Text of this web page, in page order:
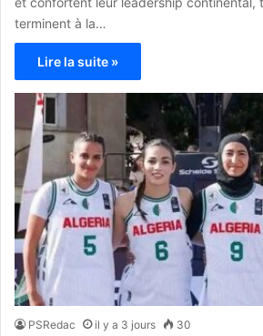
terminent à la…
Lire la suite »
PSRedac il y a 3 jours 30